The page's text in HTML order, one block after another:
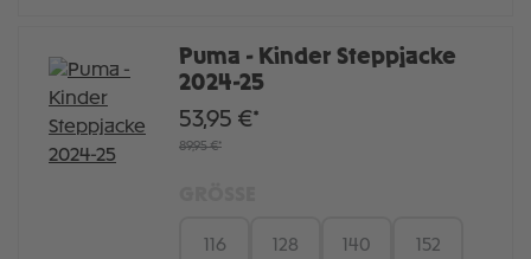
Puma - Kinder Steppjacke
2024-25
53,95 €*
89,95 €*
116 128 140 152